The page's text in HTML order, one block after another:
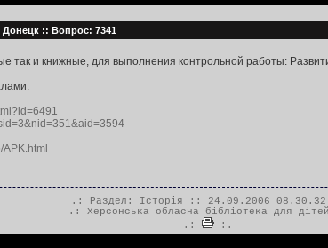
Донецк :: Вопрос: 7341
так и книжные, для выполнения контрольной работы:
.: Раздел: Історія :: 24.09.2006
.: Херсонська обласна бібліотека для дітей
.:
:.